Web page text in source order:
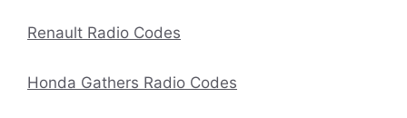
Renault Radio Codes
Honda Gathers Radio Codes